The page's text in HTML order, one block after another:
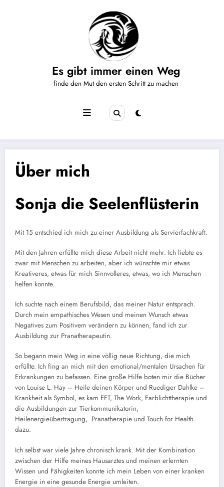
Es gibt immer einen Weg
finde den Mut den ersten Schritt zu machen
Über mich
Sonja die Seelenflüsterin
Mit 15 entschied ich mich zu einer Ausbildung als Servierfachkraft.
Mit den Jahren erfüllte mich diese Arbeit nicht mehr. Ich liebte es
zwar mit Menschen zu arbeiten, aber ich wünschte mir etwas
Kreativeres, etwas für mich Sinnvolleres, etwas, wo ich Menschen
helfen konnte.
Ich suchte nach einem Berufsbild, das meiner Natur entsprach.
Durch mein empathisches Wesen und meinen Wunsch etwas
Negatives zum Positivem verändern zu können, fand ich zur
Ausbildung zur Pranatherapeutin.
So begann mein Weg in eine völlig neue Richtung, die mich
erfüllte. Ich fing an mich mit den emotional/mentalen Ursachen für
Erkrankungen zu befassen. Eine große Hilfe boten mir die Bücher
von Louise L. Hay – Heile deinen Körper und Ruediger Dahlke –
Krankheit als Symbol, es kam EFT, The Work, Farblichttherapie und
die Ausbildungen zur Tierkommunikatorin,
Heilenergieübertragung, Pranatherapie und Touch for Health
dazu.
Ich selbst war viele Jahre chronisch krank. Mit der Kombination
zwischen der Hilfe meines Hausarztes und meinen erlernten
Wissen und Fähigkeiten konnte ich mein Leben von einer kranken
Energie in eine gesunde Energie umleiten.